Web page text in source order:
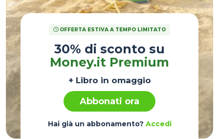
OFFERTA ESTIVA A TEMPO LIMITATO
30% di sconto su
Money.it Premium
+ Libro in omaggio
Abbonati ora
Hai già un abbonamento? Accedi